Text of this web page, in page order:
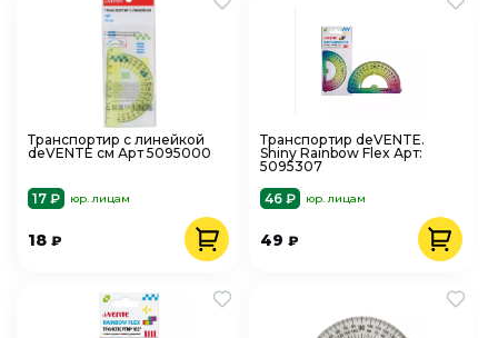
Транспортир с линейкой
deVENTE см Арт 5095000
17 ₽ юр. лицам
18 ₽
Транспортир deVENTE.
Shiny Rainbow Flex Арт:
5095307
46 ₽
юр. лицам
49₽